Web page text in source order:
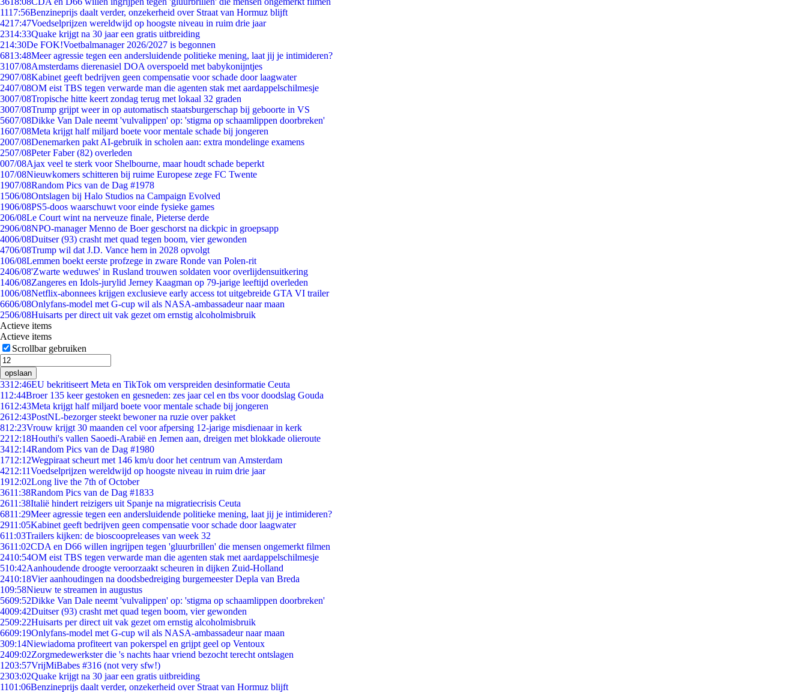
1117:56Benzineprijs daalt verder, onzekerheid over Straat van Hormuz blijft
4217:47Voedselprijzen wereldwijd op hoogste niveau in ruim drie jaar
2314:33Quake krijgt na 30 jaar een gratis uitbreiding
214:30De FOK!Voetbalmanager 2026/2027 is begonnen
6813:48Meer agressie tegen een andersluidende politieke mening, laat jij je intimideren?
3107/08Amsterdams dierenasiel DOA overspoeld met babykonijntjes
2907/08Kabinet geeft bedrijven geen compensatie voor schade door laagwater
2407/08OM eist TBS tegen verwarde man die agenten stak met aardappelschilmesje
3007/08Tropische hitte keert zondag terug met lokaal 32 graden
3007/08Trump grijpt weer in op automatisch staatsburgerschap bij geboorte in VS
5607/08Dikke Van Dale neemt 'vulvalippen' op: 'stigma op schaamlippen doorbreken'
1607/08Meta krijgt half miljard boete voor mentale schade bij jongeren
2007/08Denemarken pakt AI-gebruik in scholen aan: extra mondelinge examens
2507/08Peter Faber (82) overleden
007/08Ajax veel te sterk voor Shelbourne, maar houdt schade beperkt
107/08Nieuwkomers schitteren bij ruime Europese zege FC Twente
1907/08Random Pics van de Dag #1978
1506/08Ontslagen bij Halo Studios na Campaign Evolved
1906/08PS5-doos waarschuwt voor einde fysieke games
206/08Le Court wint na nerveuze finale, Pieterse derde
2906/08NPO-manager Menno de Boer geschorst na dickpic in groepsapp
4006/08Duitser (93) crasht met quad tegen boom, vier gewonden
4706/08Trump wil dat J.D. Vance hem in 2028 opvolgt
106/08Lemmen boekt eerste profzege in zware Ronde van Polen-rit
2406/08'Zwarte weduwes' in Rusland trouwen soldaten voor overlijdensuitkering
1406/08Zangeres en Idols-jurylid Jerney Kaagman op 79-jarige leeftijd overleden
1006/08Netflix-abonnees krijgen exclusieve early access tot uitgebreide GTA VI trailer
6606/08Onlyfans-model met G-cup wil als NASA-ambassadeur naar maan
2506/08Huisarts per direct uit vak gezet om ernstig alcoholmisbruik
Actieve items
Actieve items
Scrollbar gebruiken
opslaan
3312:46EU bekritiseert Meta en TikTok om verspreiden desinformatie Ceuta
112:44Broer 135 keer gestoken en gesneden: zes jaar cel en tbs voor doodslag Gouda
1612:43Meta krijgt half miljard boete voor mentale schade bij jongeren
2612:43PostNL-bezorger steekt bewoner na ruzie over pakket
812:23Vrouw krijgt 30 maanden cel voor afpersing 12-jarige misdienaar in kerk
2212:18Houthi's vallen Saoedi-Arabië en Jemen aan, dreigen met blokkade olieroute
3412:14Random Pics van de Dag #1980
1712:12Wegpiraat scheurt met 146 km/u door het centrum van Amsterdam
4212:11Voedselprijzen wereldwijd op hoogste niveau in ruim drie jaar
1912:02Long live the 7th of October
3611:38Random Pics van de Dag #1833
2611:38Italië hindert reizigers uit Spanje na migratiecrisis Ceuta
6811:29Meer agressie tegen een andersluidende politieke mening, laat jij je intimideren?
2911:05Kabinet geeft bedrijven geen compensatie voor schade door laagwater
611:03Trailers kijken: de bioscoopreleases van week 32
3611:02CDA en D66 willen ingrijpen tegen 'gluurbrillen' die mensen ongemerkt filmen
2410:54OM eist TBS tegen verwarde man die agenten stak met aardappelschilmesje
510:42Aanhoudende droogte veroorzaakt scheuren in dijken Zuid-Holland
2410:18Vier aanhoudingen na doodsbedreiging burgemeester Depla van Breda
109:58Nieuw te streamen in augustus
5609:52Dikke Van Dale neemt 'vulvalippen' op: 'stigma op schaamlippen doorbreken'
4009:42Duitser (93) crasht met quad tegen boom, vier gewonden
2509:22Huisarts per direct uit vak gezet om ernstig alcoholmisbruik
6609:19Onlyfans-model met G-cup wil als NASA-ambassadeur naar maan
309:14Niewiadoma profiteert van pokerspel en grijpt geel op Ventoux
2409:02Zorgmedewerkster die 's nachts haar vriend bezocht terecht ontslagen
1203:57VrijMiBabes #316 (not very sfw!)
2303:02Quake krijgt na 30 jaar een gratis uitbreiding
1101:06Benzineprijs daalt verder, onzekerheid over Straat van Hormuz blijft